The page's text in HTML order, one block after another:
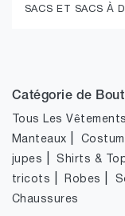
SACS ET SACS À
Catégorie de
Tous Les Vêtements
Manteaux
jupes |Shirts &
tricots
Robes
Chaussures